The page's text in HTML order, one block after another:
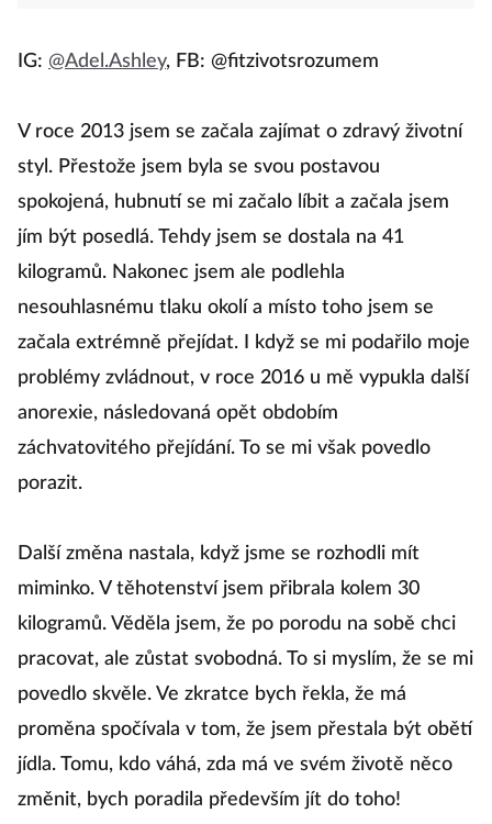
IG: @Adel.Ashley, FB: @fitzivotsrozumem
V roce 2013 jsem se začala zajímat o zdravý životní
styl. Přestože jsem byla se svou postavou
spokojená, hubnutí se mi začalo líbit a začala jsem
jím být posedlá. Tehdy jsem se dostala na 41
kilogramů. Nakonec jsem ale podlehla
nesouhlasnému tlaku okolí a místo toho jsem se
začala extrémně přejídat. I když se mi podařilo moje
problémy zvládnout, v roce 2016 u mě vypukla další
anorexie, následovaná opět obdobím
záchvatovitého přejídání. To se mi však povedlo
porazit.
Další změna nastala, když jsme se rozhodli mít
miminko. V těhotenství jsem přibrala kolem 30
kilogramů. Věděla jsem, že po porodu na sobě chci
pracovat, ale zůstat svobodná. To si myslím, že se mi
povedlo skvěle. Ve zkratce bych řekla, že má
proměna spočívala v tom, že jsem přestala být obětí
jídla. Tomu, kdo váhá, zda má ve svém životě něco
změnit, bych poradila především jít do toho!